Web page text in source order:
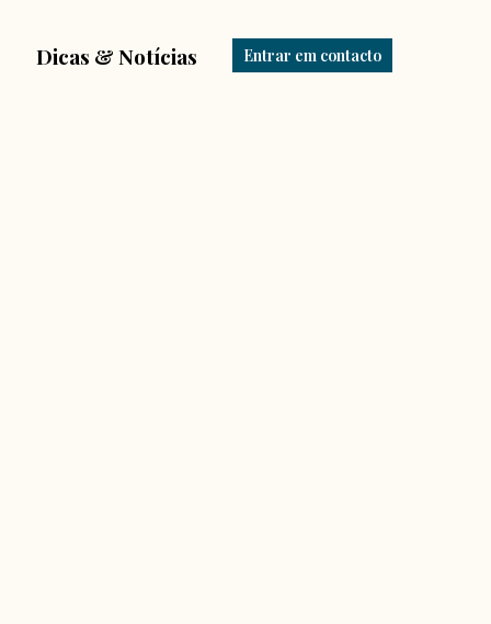
Dicas & Notícias Entrar em contacto